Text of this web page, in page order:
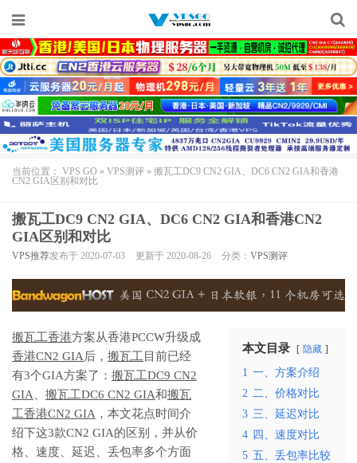
当前位置： VPS GO » VPS测评 » 搬瓦工DC9 CN2 GIA、DC6 CN2 GIA和香港
CN2 GIA区别和对比
搬瓦工DC9 CN2 GIA、DC6 CN2 GIA和香港CN2
GIA区别和对比
VPS推荐发布于 2020-07-03 更新于 2020-08-26 分类： VPS测评
本文目录 隐藏
1 一、方案介绍
2 二、价格对比
3 三、延迟对比
4 四、速度对比
5 五、丢包率比较
搬瓦工香港方案从香港PCCW升级成
香港CN2 GIA后， 搬瓦工 目前已经
有3个GIA方案了： 搬瓦工DC9 CN2
GIA
搬瓦工DC6 CN2 GIA和搬瓦
工香港CN2 GIA ，本文花点时间介
绍下这3款CN2 GIA的区别，并从价
格、速度、延迟、丢包率多个方面